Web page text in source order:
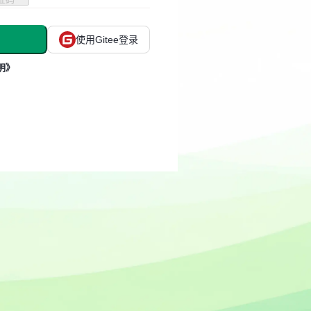
使用Gitee登录
》